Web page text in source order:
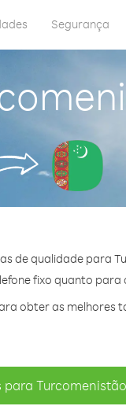
Segurança
de qualidade para
fixo quanto para
obter as melhores
Turcomenistão